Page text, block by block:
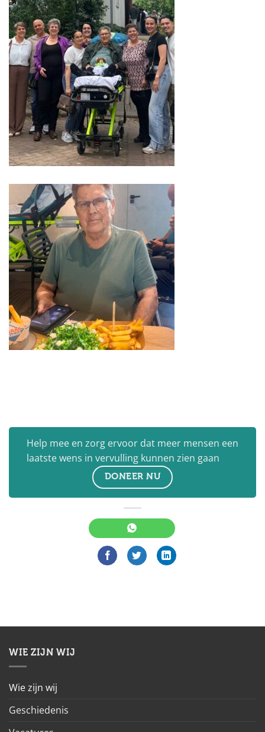
Help mee en zorg ervoor dat meer mensen een
laatste wens in vervulling kunnen zien gaan
DONEER NU
WIE ZIJN WIJ
Wie zijn wij
Geschiedenis